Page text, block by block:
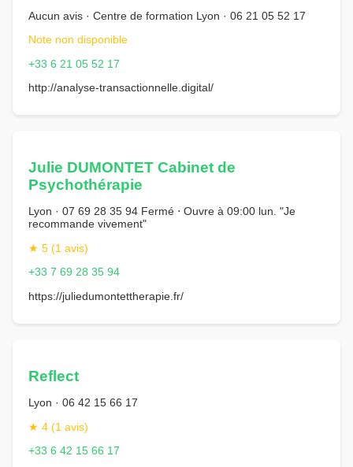
Aucun avis · Centre de formation Lyon · 06 21 05 52 17
Note non disponible
+33 6 21 05 52 17
http://analyse-transactionnelle.digital/
Julie DUMONTET Cabinet de
Psychothérapie
Lyon · 07 69 28 35 94 Fermé ⋅ Ouvre à 09:00 lun. "Je
recommande vivement"
★ 5 (1 avis)
+33 7 69 28 35 94
https://juliedumontettherapie.fr/
Reflect
Lyon · 06 42 15 66 17
★ 4 (1 avis)
+33 6 42 15 66 17